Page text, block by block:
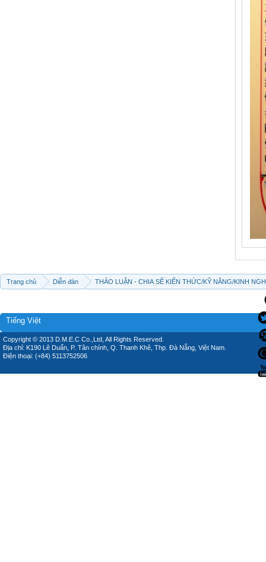
Trang chủ Diễn đàn THẢO LUẬN - CHIA SẼ KIẾN THỨC/KỸ NĂNG/KINH
Tiếng Việt
Copyright © 2013 D.M.E.C Co.,Ltd, All Rights Reserved.
Địa chỉ: K190 Lê Duẩn, P. Tân chính, Q. Thanh Khê, Thp. Đà Nẵng, Việt Nam.
Điện thoại: (+84) 5113752506